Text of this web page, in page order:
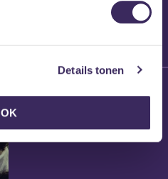
Details tonen
OK
Brennt Vanneste
Willem’s Blog: Ão